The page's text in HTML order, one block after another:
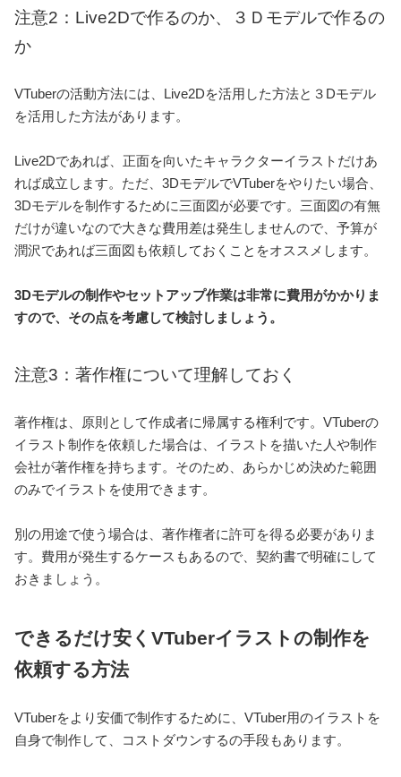
注意2：Live2Dで作るのか、３Ｄモデルで作るの
か
VTuberの活動方法には、Live2Dを活用した方法と３Dモデル
を活用した方法があります。
Live2Dであれば、正面を向いたキャラクターイラストだけあ
れば成立します。ただ、3DモデルでVTuberをやりたい場合、
3Dモデルを制作するために三面図が必要です。三面図の有無
だけが違いなので大きな費用差は発生しませんので、予算が
潤沢であれば三面図も依頼しておくことをオススメします。
3Dモデルの制作やセットアップ作業は非常に費用がかかりま
すので、その点を考慮して検討しましょう。
注意3：著作権について理解しておく
著作権は、原則として作成者に帰属する権利です。VTuberの
イラスト制作を依頼した場合は、イラストを描いた人や制作
会社が著作権を持ちます。そのため、あらかじめ決めた範囲
のみでイラストを使用できます。
別の用途で使う場合は、著作権者に許可を得る必要がありま
す。費用が発生するケースもあるので、契約書で明確にして
おきましょう。
できるだけ安くVTuberイラストの制作を
依頼する方法
VTuberをより安価で制作するために、VTuber用のイラストを
自身で制作して、コストダウンするの手段もあります。